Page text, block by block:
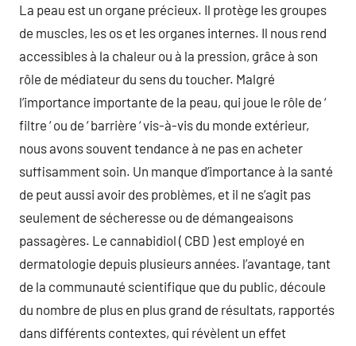
La peau est un organe précieux. Il protège les groupes
de muscles, les os et les organes internes. Il nous rend
accessibles à la chaleur ou à la pression, grâce à son
rôle de médiateur du sens du toucher. Malgré
l’importance importante de la peau, qui joue le rôle de ‘
filtre ‘ ou de ‘ barrière ‘ vis-à-vis du monde extérieur,
nous avons souvent tendance à ne pas en acheter
suffisamment soin. Un manque d’importance à la santé
de peut aussi avoir des problèmes, et il ne s’agit pas
seulement de sécheresse ou de démangeaisons
passagères. Le cannabidiol ( CBD ) est employé en
dermatologie depuis plusieurs années. l’avantage, tant
de la communauté scientifique que du public, découle
du nombre de plus en plus grand de résultats, rapportés
dans différents contextes, qui révèlent un effet